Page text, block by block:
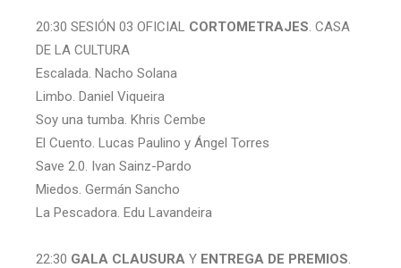
20:30 SESIÓN 03 OFICIAL CORTOMETRAJES . CASA
DE LA CULTURA
Escalada. Nacho Solana
Limbo. Daniel Viqueira
Soy una tumba. Khris Cembe
El Cuento. Lucas Paulino y Ángel Torres
Save 2.0. Ivan Sainz-Pardo
Miedos. Germán Sancho
La Pescadora. Edu Lavandeira
22:30 GALA CLAUSURA Y ENTREGA DE PREMIOS